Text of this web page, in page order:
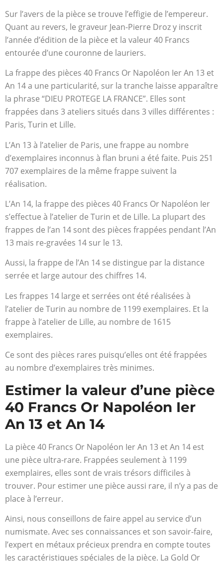
Sur l’avers de la pièce se trouve l’effigie de l’empereur.
Quant au revers, le graveur Jean-Pierre Droz y inscrit
l’année d’édition de la pièce et la valeur 40 Francs
entourée d’une couronne de lauriers.
La frappe des pièces 40 Francs Or Napoléon Ier An 13 et
An 14 a une particularité, sur la tranche laisse apparaître
la phrase “DIEU PROTEGE LA FRANCE”. Elles sont
frappées dans 3 ateliers situés dans 3 villes différentes :
Paris, Turin et Lille.
L’An 13 à l’atelier de Paris, une frappe au nombre
d’exemplaires inconnus à flan bruni a été faite. Puis 251
707 exemplaires de la même frappe suivent la
réalisation.
L’An 14, la frappe des pièces 40 Francs Or Napoléon Ier
s’effectue à l’atelier de Turin et de Lille. La plupart des
frappes de l’an 14 sont des pièces frappées pendant l’An
13 mais re-gravées 14 sur le 13.
Aussi, la frappe de l’An 14 se distingue par la distance
serrée et large autour des chiffres 14.
Les frappes 14 large et serrées ont été réalisées à
l’atelier de Turin au nombre de 1199 exemplaires. Et la
frappe à l’atelier de Lille, au nombre de 1615
exemplaires.
Ce sont des pièces rares puisqu’elles ont été frappées
au nombre d’exemplaires très minimes.
Estimer la valeur d’une pièce
40 Francs Or Napoléon Ier
An 13 et An 14
La pièce 40 Francs Or Napoléon Ier An 13 et An 14 est
une pièce ultra-rare. Frappées seulement à 1199
exemplaires, elles sont de vrais trésors difficiles à
trouver. Pour estimer une pièce aussi rare, il n’y a pas de
place à l’erreur.
Ainsi, nous conseillons de faire appel au service d’un
numismate. Avec ses connaissances et son savoir-faire,
l’expert en métaux précieux prendra en compte toutes
les caractéristiques spéciales de la pièce. La Gold Or